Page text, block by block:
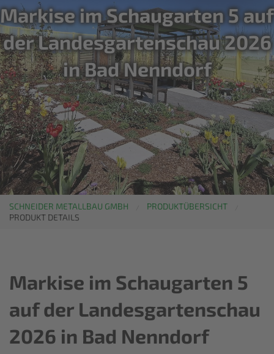
Markise im Schaugarten 5 auf
der Landesgartenschau 2026
in Bad Nenndorf
SCHNEIDER METALLBAU GMBH
PRODUKTÜBERSICHT
PRODUKT DETAILS
Markise im Schaugarten 5
auf der Landesgartenschau
2026 in Bad Nenndorf